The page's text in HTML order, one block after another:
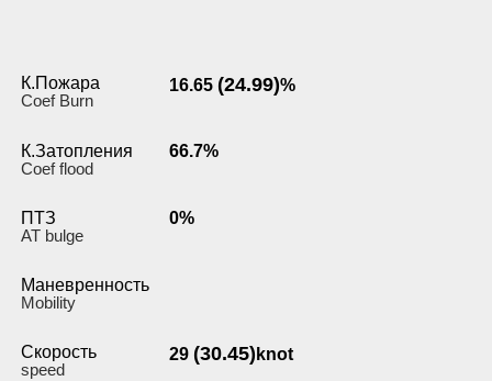
К.Пожара
Coef Burn
16.65 (24.99)%
К.Затопления
Coef flood
66.7%
ПТЗ
AT bulge
0%
Маневренность
Мobility
Скорость
speed
29 (30.45) knot